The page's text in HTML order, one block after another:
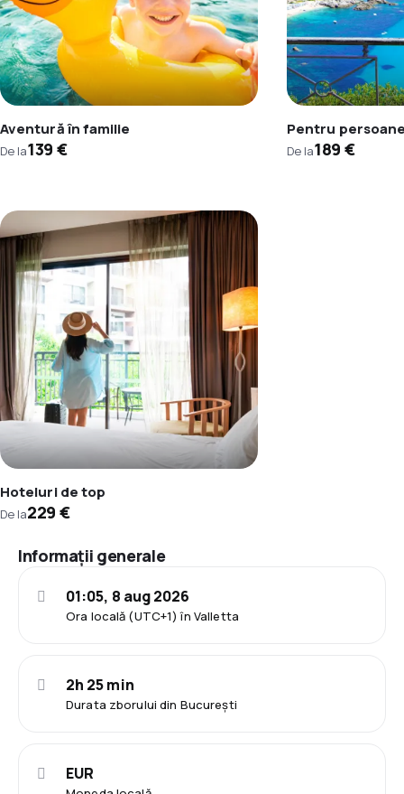
Aventură în familie
De la139 €
Pentru
De la189 €
Hoteluri de top
De la229 €
Informații generale
Ora locală (UTC+1) în Valletta
01:05, 8 aug 2026
Durata zborului din București
2h 25 min
EUR